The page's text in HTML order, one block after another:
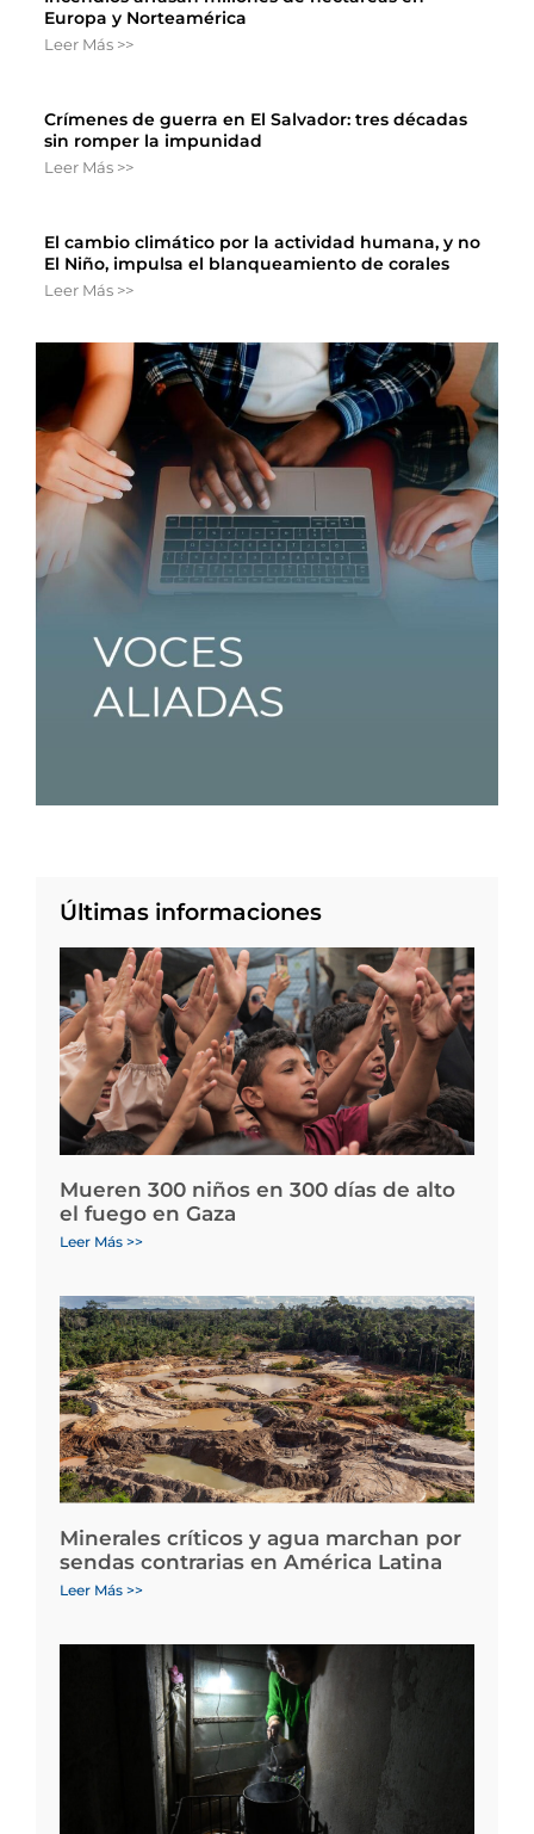
Europa y Norteamérica
Leer Más >>
Crímenes de guerra en El Salvador: tres décadas
sin romper la impunidad
Leer Más >>
El cambio climático por la actividad humana, y no
El Niño, impulsa el blanqueamiento de corales
Leer Más >>
Últimas informaciones
Mueren 300 niños en 300 días de alto
el fuego en Gaza
Leer Más >>
Minerales críticos y agua marchan por
sendas contrarias en América Latina
Leer Más >>